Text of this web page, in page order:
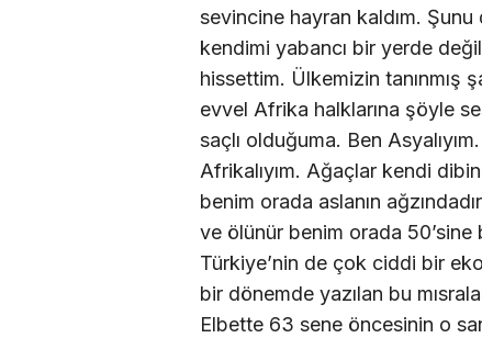
sevincine hayran kaldım.
kendimi yabancı bir yerde
hissettim. Ülkemizin tanınmış
evvel Afrika halklarına şöyle
saçlı olduğuma. Ben
Afrikalıyım. Ağaçlar kendi
benim orada aslanın
ve ölünür benim orada 50’sine
Türkiye’nin de çok ciddi bir
bir dönemde yazılan bu
Elbette 63 sene öncesinin o